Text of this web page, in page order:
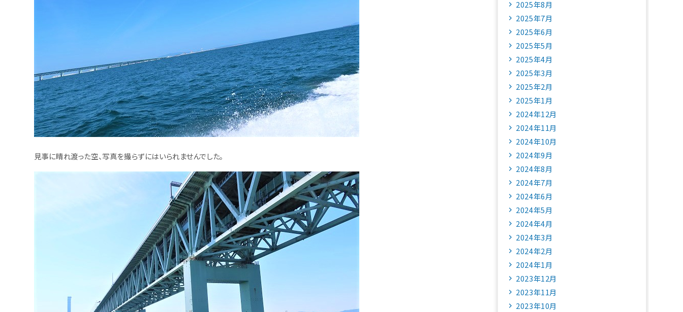
見事に晴れ渡った空、写真を撮らずにはいられませんでした。
2025年8月
2025年7月
2025年6月
2025年5月
2025年4月
2025年3月
2025年2月
2025年1月
2024年12月
2024年11月
2024年10月
2024年9月
2024年8月
2024年7月
2024年6月
2024年5月
2024年4月
2024年3月
2024年2月
2024年1月
2023年12月
2023年11月
2023年10月